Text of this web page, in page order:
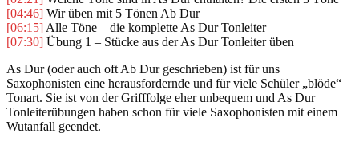
[04:46] Wir üben mit 5 Tönen Ab Dur
[06:15] Alle Töne – die komplette As Dur Tonleiter
[07:30] Übung 1 – Stücke aus der As Dur Tonleiter üben
As Dur (oder auch oft Ab Dur geschrieben) ist für uns
Saxophonisten eine herausfordernde und für viele Schüler „blöde“
Tonart. Sie ist von der Grifffolge eher unbequem und As Dur
Tonleiterübungen haben schon für viele Saxophonisten mit einem
Wutanfall geendet.